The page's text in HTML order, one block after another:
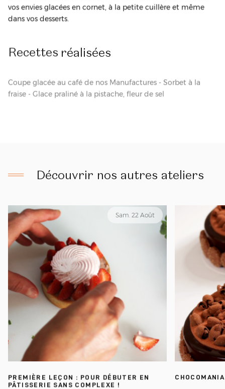
vos envies glacées en cornet, à la petite cuillère et même
dans vos desserts.
Recettes réalisées
Coupe glacée au café de nos Manufactures - Sorbet à la
fraise - Glace praliné à la pistache, fleur de sel
Découvrir nos autres ateliers
Sam. 22 Août
PREMIÈRE LEÇON : POUR DÉBUTER EN
PÂTISSERIE SANS COMPLEXE !
CHOCOMANIA